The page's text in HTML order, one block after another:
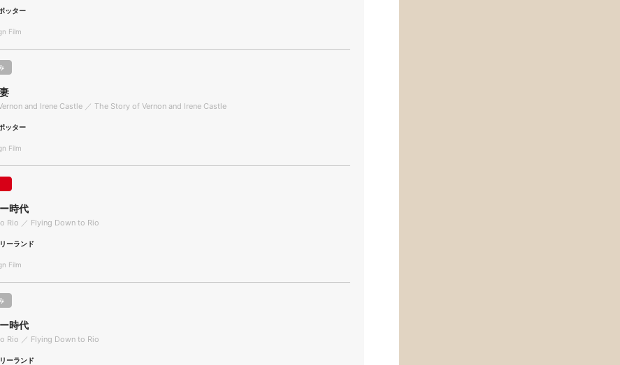
ッター
Film
and Irene Castle ／ The Story of Vernon and Irene Castle
ッター
Film
時代
Rio ／ Flying Down to Rio
ーランド
Film
時代
Rio ／ Flying Down to Rio
ーランド